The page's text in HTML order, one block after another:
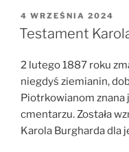
oszust”
OPUBLIKOWANE
W
4 WRZEŚNIA 2024
Testament
2 lutego 1887 roku
niegdyś ziemianin,
Piotrkowianom znana
cmentarzu. Została
Karola Burgharda dla